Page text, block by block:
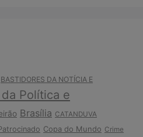
BASTIDORES DA NOTÍCIA E
Política e
Brasília CATANDUVA
Copa do Mundo Crime